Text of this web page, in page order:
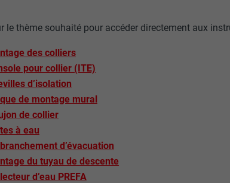
le thème souhaité pour accéder directement aux
des colliers
pour collier (ITE)
d’isolation
de montage mural
de collier
à eau
d’évacuation
du tuyau de descente
d’eau PREFA